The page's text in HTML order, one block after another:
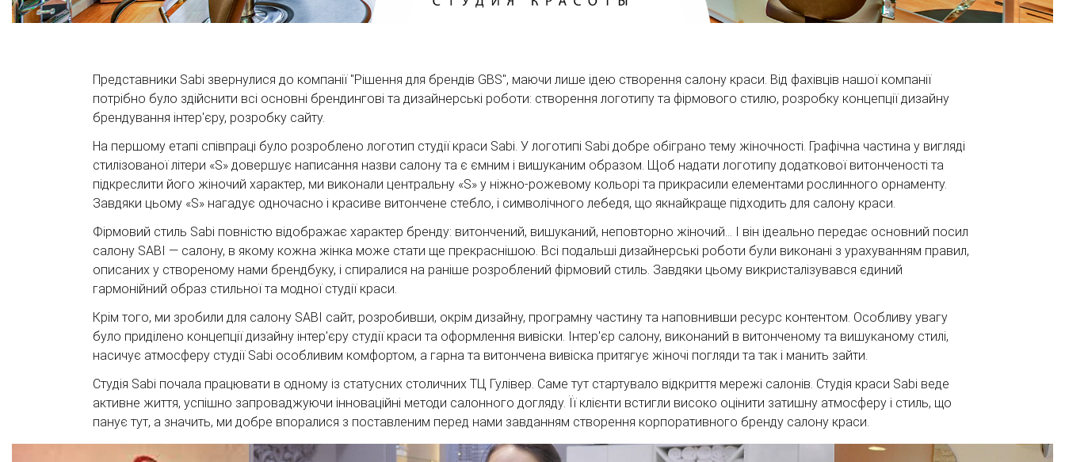
Представники Sabi звернулися до компанії "Рішення для брендів GBS", маючи лише ідею створення салону краси. Від фахівців нашої компанії
потрібно було здійснити всі основні брендингові та дизайнерські роботи: створення логотипу та фірмового стилю, розробку концепції дизайну
брендування інтер'єру, розробку сайту.
На першому етапі співпраці було розроблено логотип студії краси Sabi. У логотипі Sabi добре обіграно тему жіночності. Графічна частина у вигляді
стилізованої літери «S» довершує написання назви салону та є ємним і вишуканим образом. Щоб надати логотипу додаткової витонченості та
підкреслити його жіночий характер, ми виконали центральну «S» у ніжно-рожевому кольорі та прикрасили елементами рослинного орнаменту.
Завдяки цьому «S» нагадує одночасно і красиве витончене стебло, і символічного лебедя, що якнайкраще підходить для салону краси.
Фірмовий стиль Sabi повністю відображає характер бренду: витончений, вишуканий, неповторно жіночий... І він ідеально передає основний посил
салону SABI — салону, в якому кожна жінка може стати ще прекраснішою. Всі подальші дизайнерські роботи були виконані з урахуванням правил,
описаних у створеному нами брендбуку, і спиралися на раніше розроблений фірмовий стиль. Завдяки цьому викристалізувався єдиний
гармонійний образ стильної та модної студії краси.
Крім того, ми зробили для салону SABI сайт, розробивши, окрім дизайну, програмну частину та наповнивши ресурс контентом. Особливу увагу
було приділено концепції дизайну інтер'єру студії краси та оформлення вивіски. Інтер'єр салону, виконаний в витонченому та вишуканому стилі,
насичує атмосферу студії Sabi особливим комфортом, а гарна та витончена вивіска притягує жіночі погляди та так і манить зайти.
Студія Sabi почала працювати в одному із статусних столичних ТЦ Гулівер. Саме тут стартувало відкриття мережі салонів. Студія краси Sabi веде
активне життя, успішно запроваджуючи інноваційні методи салонного догляду. Її клієнти встигли високо оцінити затишну атмосферу і стиль, що
панує тут, а значить, ми добре впоралися з поставленим перед нами завданням створення корпоративного бренду салону краси.